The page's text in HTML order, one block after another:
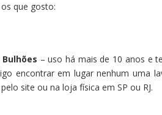
que gosto:
– uso há mais de 10 anos e
encontrar em lugar nenhum uma
site ou na loja física em SP ou RJ.